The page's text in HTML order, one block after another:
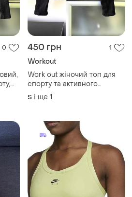
0 450 грн 1
Workout
Work out жіночий топ для
спорту та активного
відпочинку, гарний для
схуднення
S і ще 1